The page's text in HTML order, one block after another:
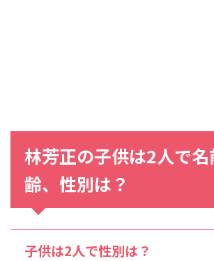
林芳正の子供は2人で名
齢、性別は？
子供は2人で性別は？